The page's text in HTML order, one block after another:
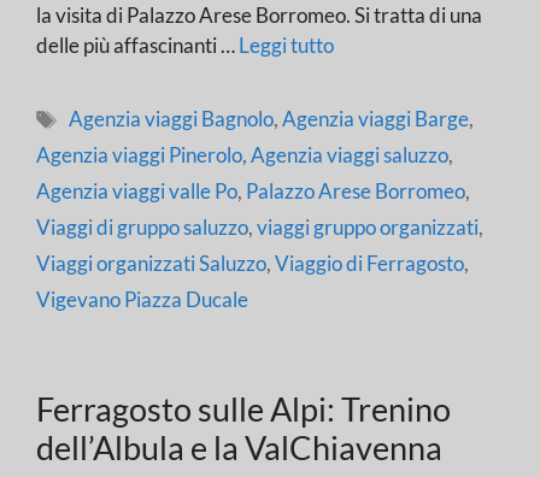
la visita di Palazzo Arese Borromeo. Si tratta di una
delle più affascinanti …Leggi tutto
Tag
Agenzia viaggi Bagnolo,Agenzia viaggi Barge,
Agenzia viaggi Pinerolo,Agenzia viaggi saluzzo,
Agenzia viaggi valle Po, Palazzo Arese Borromeo,
Viaggi di gruppo saluzzo,viaggi gruppo organizzati,
Viaggi organizzati Saluzzo,Viaggio di Ferragosto,
Vigevano Piazza Ducale
Ferragosto sulle Alpi: Trenino
dell’Albula e la ValChiavenna